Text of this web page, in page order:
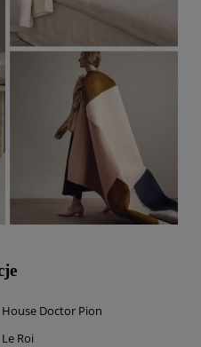
House Doctor Pion
Le Roi